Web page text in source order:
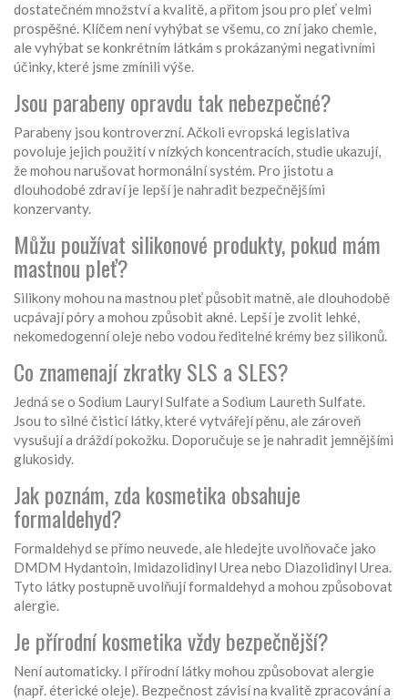
dostatečném množství a kvalitě, a přitom jsou pro pleť velmi
prospěšné. Klíčem není vyhýbat se všemu, co zní jako chemie,
ale vyhýbat se konkrétním látkám s prokázanými negativními
účinky, které jsme zmínili výše.
Jsou parabeny opravdu tak nebezpečné?
Parabeny jsou kontroverzní. Ačkoli evropská legislativa
povoluje jejich použití v nízkých koncentracích, studie ukazují,
že mohou narušovat hormonální systém. Pro jistotu a
dlouhodobé zdraví je lepší je nahradit bezpečnějšími
konzervanty.
Můžu používat silikonové produkty, pokud mám
mastnou pleť?
Silikony mohou na mastnou pleť působit matně, ale dlouhodobě
ucpávají póry a mohou způsobit akné. Lepší je zvolit lehké,
nekomedogenní oleje nebo vodou ředitelné krémy bez silikonů.
Co znamenají zkratky SLS a SLES?
Jedná se o Sodium Lauryl Sulfate a Sodium Laureth Sulfate.
Jsou to silné čisticí látky, které vytvářejí pěnu, ale zároveň
vysušují a dráždí pokožku. Doporučuje se je nahradit jemnějšími
glukosidy.
Jak poznám, zda kosmetika obsahuje
formaldehyd?
Formaldehyd se přímo neuvede, ale hledejte uvolňovače jako
DMDM Hydantoin, Imidazolidinyl Urea nebo Diazolidinyl Urea.
Tyto látky postupně uvolňují formaldehyd a mohou způsobovat
alergie.
Je přírodní kosmetika vždy bezpečnější?
Není automaticky. I přírodní látky mohou způsobovat alergie
(např. éterické oleje). Bezpečnost závisí na kvalitě zpracování a